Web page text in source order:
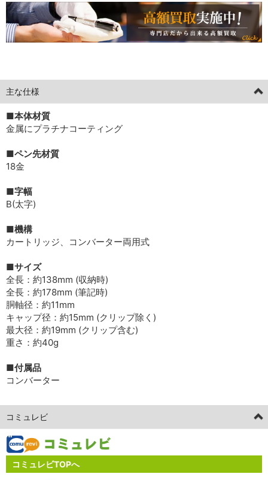
主な仕様
■本体材質
金属にプラチナコーティング
■ペン先材質
18金
■字幅
B(太字)
■機構
カートリッジ、コンバーター両用式
■サイズ
全長：約138mm (収納時)
全長：約178mm (筆記時)
胴軸径：約11mm
キャップ径：約15mm (クリップ除く)
最大径：約19mm (クリップ含む)
重さ：約40g
■付属品
コンバーター
コミュレビ
コミュレビTOPへ